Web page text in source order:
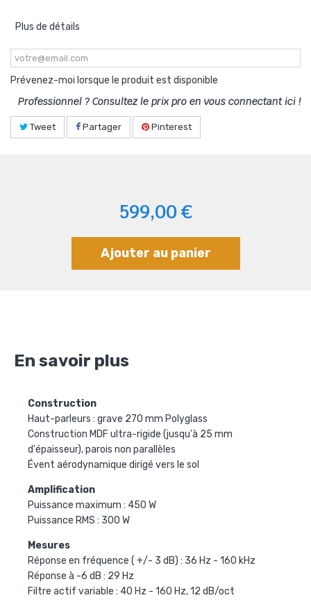
Plus de détails
Prévenez-moi lorsque le produit est disponible
Professionnel ? Consultez le prix pro en vous connectant ici !
Tweet Partager Pinterest
599,00 €
Ajouter au panier
En savoir plus
Construction
Haut-parleurs : grave 270 mm Polyglass
Construction MDF ultra-rigide (jusqu'à 25 mm
d'épaisseur), parois non parallèles
Évent aérodynamique dirigé vers le sol
Amplification
Puissance maximum : 450 W
Puissance RMS : 300 W
Mesures
Réponse en fréquence ( +/- 3 dB) : 36 Hz - 160 kHz
Réponse à -6 dB : 29 Hz
Filtre actif variable : 40 Hz - 160 Hz, 12 dB/oct